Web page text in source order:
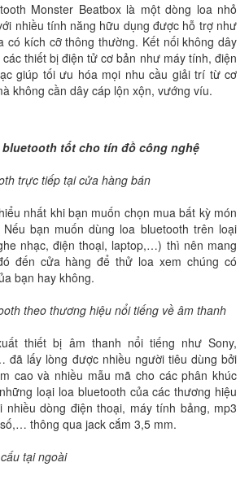
Monster Beatbox là một dòng loa nhỏ
nhiều tính năng hữu dụng được hỗ trợ như
có kích cỡ thông thường. Kết nối không dây
thiết bị điện tử cơ bản như máy tính, điện
giúp tối ưu hóa mọi nhu cầu giải trí từ cơ
không cần dây cáp lộn xộn, vướng víu.
bluetooth tốt cho tín đồ công nghệ
trực tiếp tại cửa hàng bán
nhất khi bạn muốn chọn mua bất kỳ món
bạn muốn dùng loa bluetooth trên loại
nhạc, điện thoại, laptop,…) thì nên mang
đến cửa hàng để thử loa xem chúng có
bạn hay không.
theo thương hiệu nổi tiếng về âm thanh
thiết bị âm thanh nổi tiếng như Sony,
đã lấy lòng được nhiều người tiêu dùng bởi
cao và nhiều mẫu mã cho các phân khúc
loại loa bluetooth của các thương hiệu
nhiều dòng điện thoại, máy tính bảng, mp3
thông qua jack cắm 3,5 mm.
tại ngoài